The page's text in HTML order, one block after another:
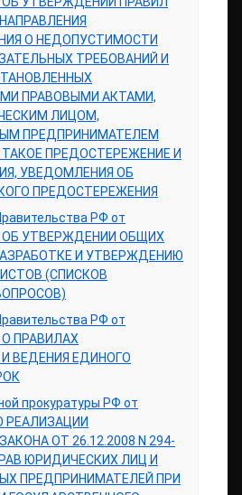
О НЕДОПУСТИМОСТИ
ТРЕБОВАНИЙ И
ПРАВОВЫМИ АКТАМИ,
ЛИЦОМ,
ПРЕДПРИНИМАТЕЛЕМ
ПРЕДОСТЕРЕЖЕНИЕ И
УВЕДОМЛЕНИЯ ОБ
ПРЕДОСТЕРЕЖЕНИЯ
РФ от
ОБ УТВЕРЖДЕНИИ ОБЩИХ
И УТВЕРЖДЕНИЮ
(СПИСКОВ
РФ от
О ПРАВИЛАХ
ВЕДЕНИЯ ЕДИНОГО
прокуратуры РФ от
РЕАЛИЗАЦИИ
ОТ 26.12.2008 N 294-
ЮРИДИЧЕСКИХ ЛИЦ И
ПРЕДПРИНИМАТЕЛЕЙ ПРИ